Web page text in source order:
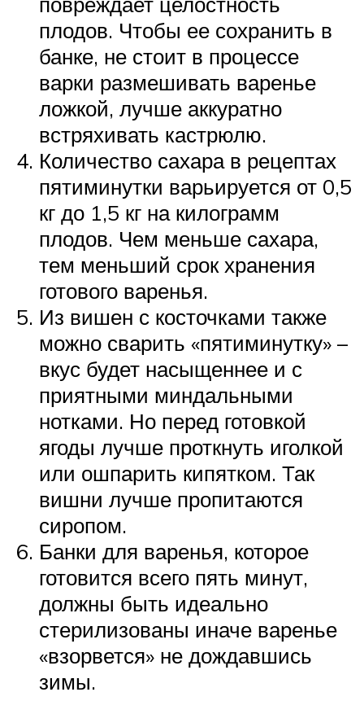
плодов. Чтобы ее сохранить в
банке, не стоит в процессе
варки размешивать варенье
ложкой, лучше аккуратно
встряхивать кастрюлю.
Количество сахара в рецептах
пятиминутки варьируется от 0,5
кг до 1,5 кг на килограмм
плодов. Чем меньше сахара,
тем меньший срок хранения
готового варенья.
Из вишен с косточками также
можно сварить «пятиминутку» –
вкус будет насыщеннее и с
приятными миндальными
нотками. Но перед готовкой
ягоды лучше проткнуть иголкой
или ошпарить кипятком. Так
вишни лучше пропитаются
сиропом.
Банки для варенья, которое
готовится всего пять минут,
должны быть идеально
стерилизованы иначе варенье
«взорвется» не дождавшись
зимы.